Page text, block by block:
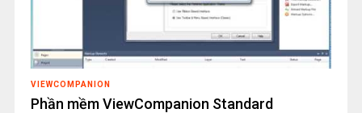
VIEWCOMPANION
Phần mềm ViewCompanion Standard